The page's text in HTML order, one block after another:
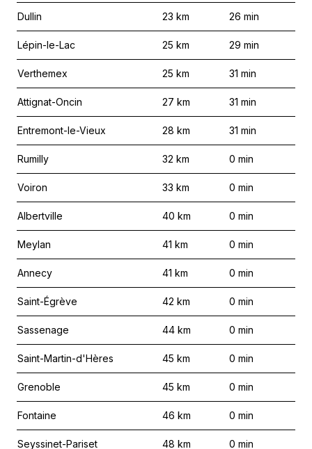
Dullin 23 km 26 min
Lépin-le-Lac 25 km 29 min
Verthemex 25 km 31 min
Attignat-Oncin 27 km 31 min
Entremont-le-Vieux 28 km 31 min
Rumilly 32 km 0 min
Voiron 33 km 0 min
Albertville 40 km 0 min
Meylan 41 km 0 min
Annecy 41 km 0 min
Saint-Égrève 42 km 0 min
Sassenage 44 km 0 min
Saint-Martin-d'Hères 45 km 0 min
Grenoble 45 km 0 min
Fontaine 46 km 0 min
Seyssinet-Pariset 48 km 0 min